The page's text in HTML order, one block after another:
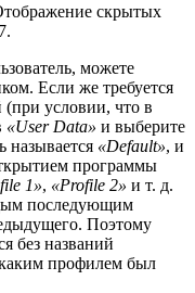
скрытых
можете
Если же требуется
условии, что в
«User Data» и выберите
«Default», и
программы
1», «Profile 2» и т. д.
последующим
Поэтому
без названий
профилем был